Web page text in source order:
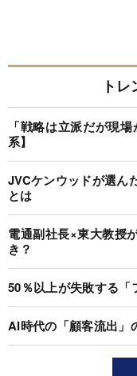
ト
「戦略は立派だが現
系】
JVCケンウッドが選ん
とは
電通副社長×東大教授
き？
50％以上が失敗する「
AI時代の「顧客流出」